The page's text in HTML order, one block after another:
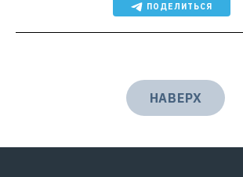
ПОДЕЛИТЬСЯ
НАВЕРХ